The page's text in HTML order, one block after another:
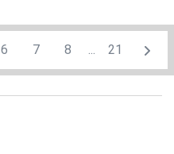
6 7 8 ... 21